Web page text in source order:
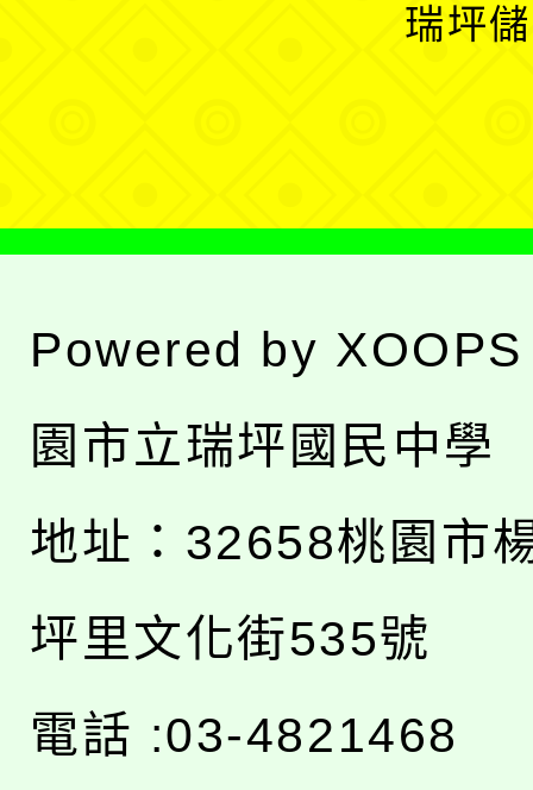
瑞坪
Powered by XOOPS
園市立瑞坪國民中學
地址： 32658桃園市
坪里文化街535號
電話 :03-4821468